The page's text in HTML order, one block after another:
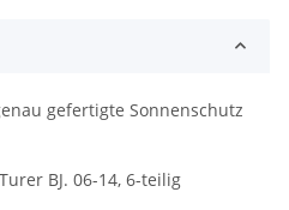
gefertigte Sonnenschutz
BJ. 06-14, 6-teilig